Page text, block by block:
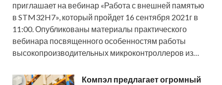
приглашает на вебинар «Работа с внешней памятью
в STM32H7», который пройдет 16 сентября 2021г в
11:00. Опубликованы материалы практического
вебинара посвященного особенностям работы
высокопроизводительных микроконтроллеров из…
Компэл предлагает огромный